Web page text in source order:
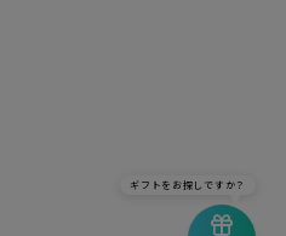
ギフトをお探しですか？